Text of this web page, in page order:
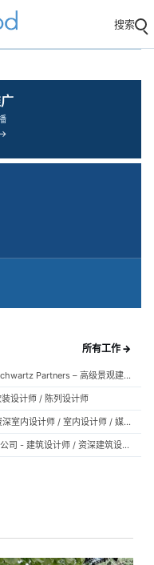
搜索
所有工作 →
（上海） 玛莎施瓦茨及合伙人事务所 Martha Schwartz Partners – 高级景观建筑师 Senior Landscape Designer / 景观建筑师 Landscape Designer
设计师 / 陈列设计师
（上海）dongqi Design 栋栖设计 - 建筑师 / 资深室内设计师 / 室内设计师 / 媒体及公共关系主管 / 设计实习生（常年招聘）
（深圳）英国Quality Innovation United深圳分公司 - 建筑设计师 / 资深建筑设计师 / 室内设计师 / 设计实习生